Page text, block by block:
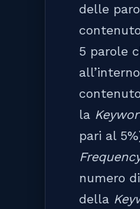
delle
5 parole
la
pari al
numero
della